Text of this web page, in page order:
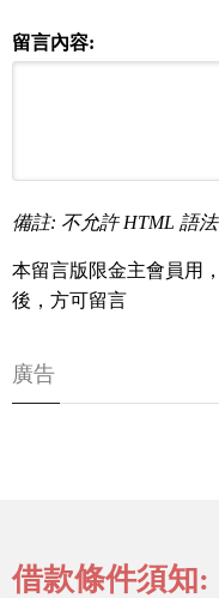
留言內容:
備註: 不允許 HTML 語法
本留言版限金主會員用，
後，方可留言
廣告
借款條件須知: